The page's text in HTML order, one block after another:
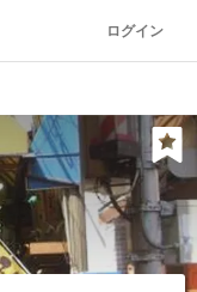
ログイン